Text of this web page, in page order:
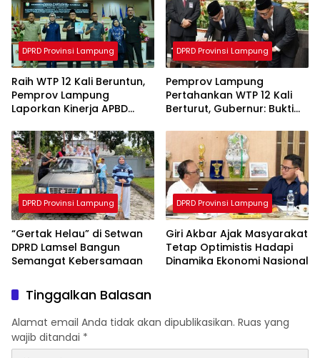
DPRD Provinsi Lampung
Raih WTP 12 Kali Beruntun,
Pemprov Lampung
Laporkan Kinerja APBD
DPRD Provinsi Lampung
Pemprov Lampung
Pertahankan WTP 12 Kali
Berturut, Gubernur: Bukti
Keuangan Akuntabel
DPRD Provinsi Lampung
“Gertak Helau” di Setwan
DPRD Lamsel Bangun
Semangat Kebersamaan
DPRD Provinsi Lampung
Giri Akbar Ajak Masyarakat
Tetap Optimistis Hadapi
Dinamika Ekonomi Nasional
Tinggalkan Balasan
Alamat email Anda tidak akan dipublikasikan. Ruas yang
wajib ditandai *